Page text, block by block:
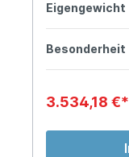
Eigengewicht
Besonderheit
3.534,18 €*